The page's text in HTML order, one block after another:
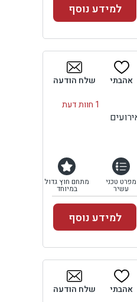
למידע נוסף
1 חוות דעת
אהבתי שלח הודעה
מפרט טכני
עשיר
מתחם חוץ גדול
במיוחד
למידע נוסף
אהבתי שלח הודעה